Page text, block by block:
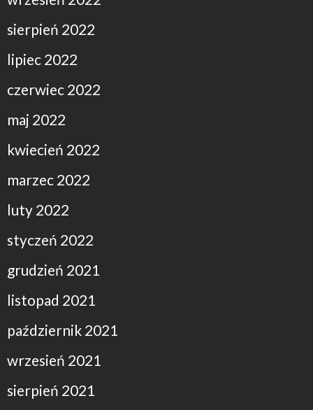
sierpień 2022
lipiec 2022
czerwiec 2022
maj 2022
kwiecień 2022
marzec 2022
luty 2022
styczeń 2022
grudzień 2021
listopad 2021
październik 2021
wrzesień 2021
sierpień 2021